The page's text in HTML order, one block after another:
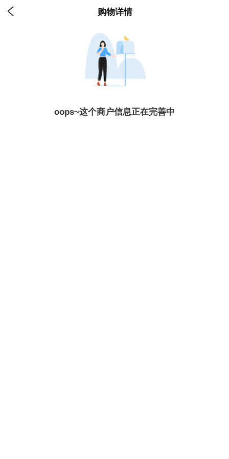
 购物详情
oops~这个商户信息正在完善中